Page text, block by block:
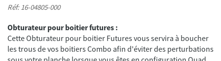
Réf: 16-04805-000
Obturateur pour boitier futures :
Cette Obturateur pour boitier Futures vous servira à boucher
les trous de vos boitiers Combo afin d'éviter des perturbations